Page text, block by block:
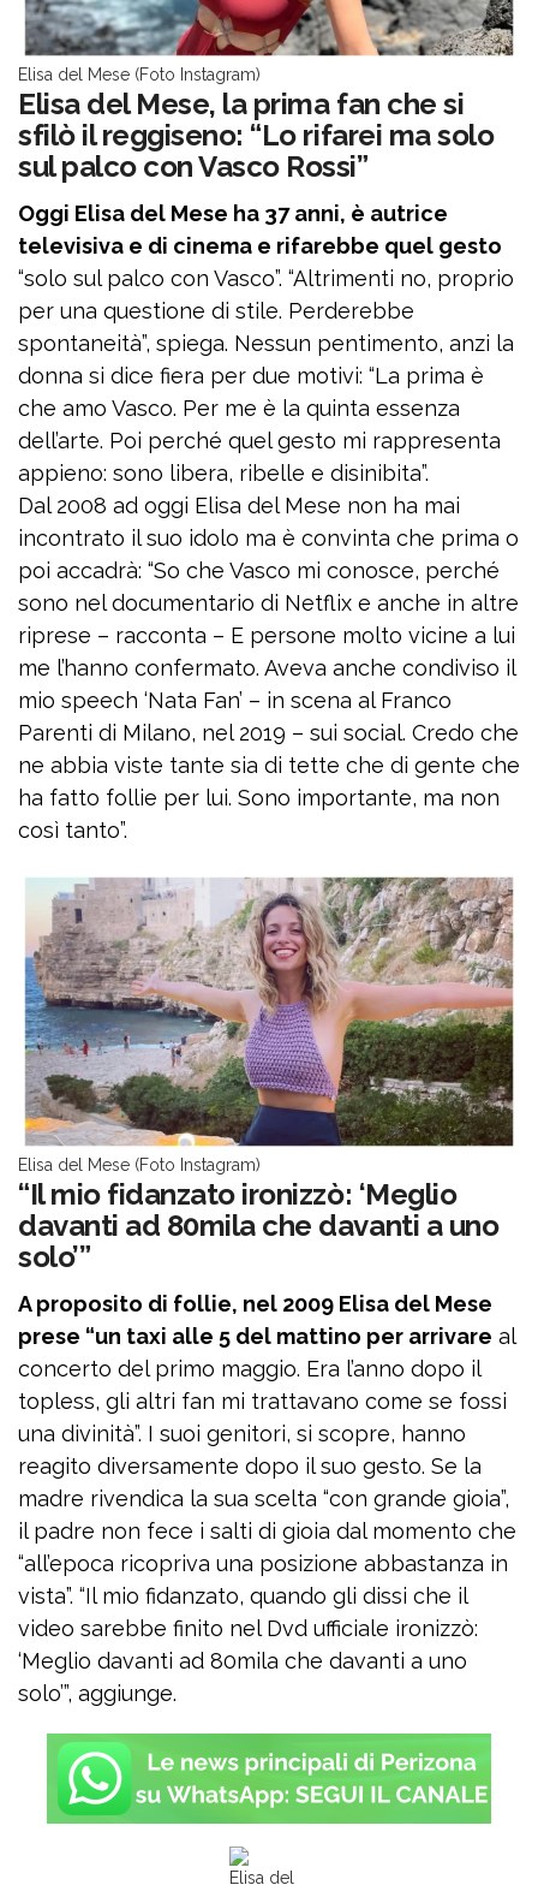
Elisa del Mese (Foto Instagram)
Elisa del Mese, la prima fan che si
sfilò il reggiseno: “Lo rifarei ma solo
sul palco con Vasco Rossi”
Oggi Elisa del Mese ha 37 anni, è autrice
televisiva e di cinema e rifarebbe quel gesto
“solo sul palco con Vasco”. “Altrimenti no, proprio
per una questione di stile. Perderebbe
spontaneità”, spiega. Nessun pentimento, anzi la
donna si dice fiera per due motivi: “La prima è
che amo Vasco. Per me è la quinta essenza
dell’arte. Poi perché quel gesto mi rappresenta
appieno: sono libera, ribelle e disinibita”.
Dal 2008 ad oggi Elisa del Mese non ha mai
incontrato il suo idolo ma è convinta che prima o
poi accadrà: “So che Vasco mi conosce, perché
sono nel documentario di Netflix e anche in altre
riprese – racconta – E persone molto vicine a lui
me l’hanno confermato. Aveva anche condiviso il
mio speech ‘Nata Fan’ – in scena al Franco
Parenti di Milano, nel 2019 – sui social. Credo che
ne abbia viste tante sia di tette che di gente che
ha fatto follie per lui. Sono importante, ma non
così tanto”.
Elisa del Mese (Foto Instagram)
“Il mio fidanzato ironizzò: ‘Meglio
davanti ad 80mila che davanti a uno
solo’”
A proposito di follie, nel 2009 Elisa del Mese
prese “un taxi alle 5 del mattino per arrivare al
concerto del primo maggio. Era l’anno dopo il
topless, gli altri fan mi trattavano come se fossi
una divinità”. I suoi genitori, si scopre, hanno
reagito diversamente dopo il suo gesto. Se la
madre rivendica la sua scelta “con grande gioia”,
il padre non fece i salti di gioia dal momento che
“all’epoca ricopriva una posizione abbastanza in
vista”. “Il mio fidanzato, quando gli dissi che il
video sarebbe finito nel Dvd ufficiale ironizzò:
‘Meglio davanti ad 80mila che davanti a uno
solo’”, aggiunge.
Elisa del